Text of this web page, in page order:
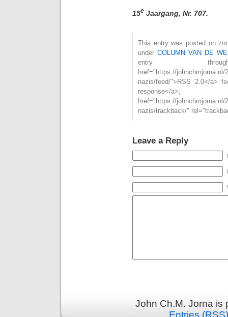
15e Jaargang, Nr. 707.
This entry was posted on
under COLUMN VAN DE
entry
href="https://johnchmjorna.nl/
nazis/feed/">RSS 2.0</a>
href="https://johnchmjorna.nl/
nazis/trackback/"
Leave a Reply
John Ch.M. Jorna
Entries (RSS)